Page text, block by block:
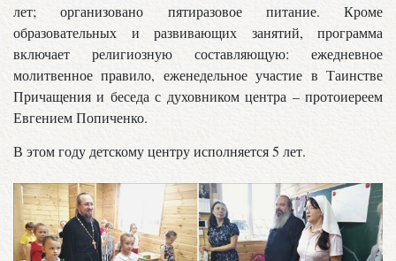
лет; организовано пятиразовое питание. Кроме
образовательных и развивающих занятий, программа
включает религиозную составляющую: ежедневное
молитвенное правило, еженедельное участие в Таинстве
Причащения и беседа с духовником центра – протоиереем
Евгением Попиченко.
В этом году детскому центру исполняется 5 лет.